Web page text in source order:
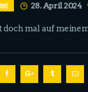
28. April 2024
doch mal auf